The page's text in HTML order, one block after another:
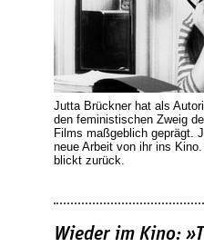
Jutta Brückner hat als
den feministischen Zweig
Films maßgeblich geprägt.
neue Arbeit von ihr ins
blickt zurück.
Wieder im Kino: